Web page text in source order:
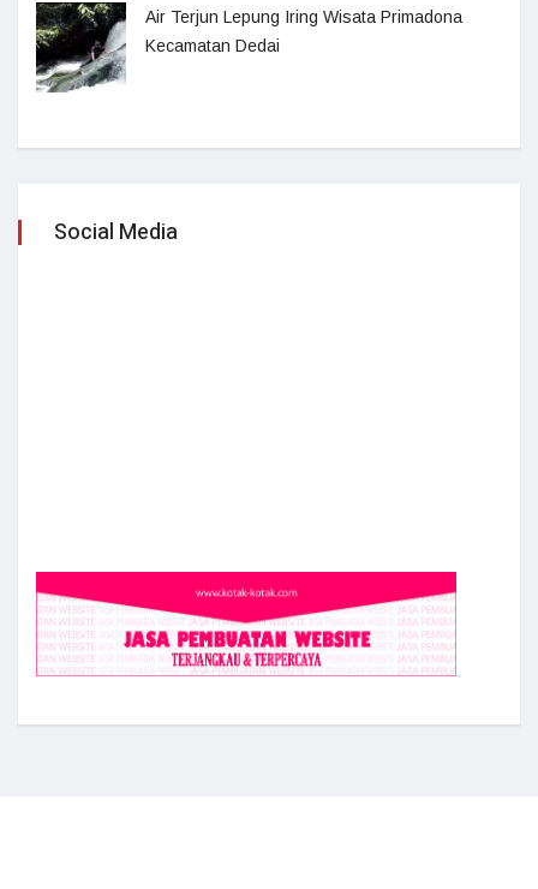
Air Terjun Lepung Iring Wisata Primadona
Kecamatan Dedai
Social Media